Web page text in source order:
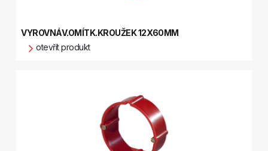
VYROVNÁV.OMÍTK.KROUŽEK 12X60MM
otevřít produkt